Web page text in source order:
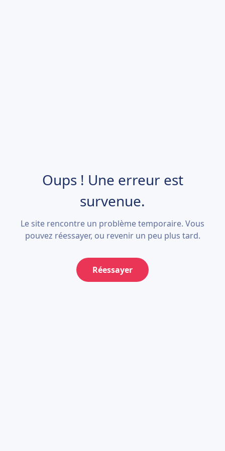
Oups ! Une erreur est
survenue.
Le site rencontre un problème temporaire. Vous
pouvez réessayer, ou revenir un peu plus tard.
Réessayer